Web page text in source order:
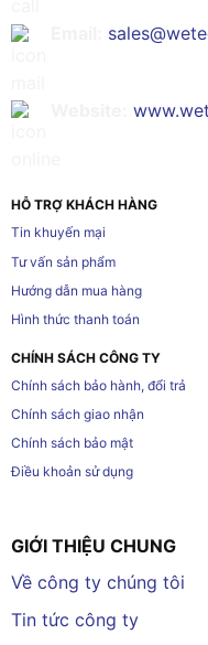
HỖ TRỢ KHÁCH HÀNG
Tin khuyến mại
Tư vấn sản phẩm
Hướng dẫn mua hàng
Hình thức thanh toán
CHÍNH SÁCH CÔNG TY
Chính sách bảo hành, đổi trả
Chính sách giao nhận
Chính sách bảo mật
Điều khoản sử dụng
GIỚI THIỆU CHUNG
Về công ty chúng tôi
Tin tức công ty